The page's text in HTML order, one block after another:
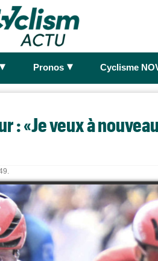
► Pronos ► Cyclisme
: «Je veux à nouveau